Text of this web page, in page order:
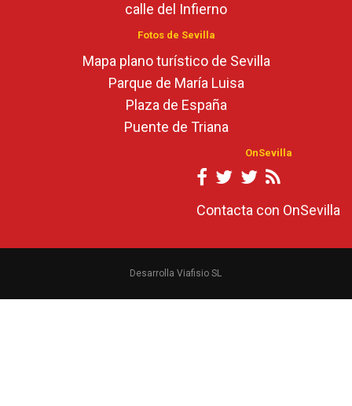
calle del Infierno
Fotos de Sevilla
Mapa plano turístico de Sevilla
Parque de María Luisa
Plaza de España
Puente de Triana
OnSevilla
Contacta con OnSevilla
Desarrolla Viafisio SL